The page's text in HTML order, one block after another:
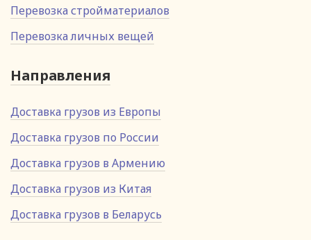
Перевозка стройматериалов
Перевозка личных вещей
Направления
Доставка грузов из Европы
Доставка грузов по России
Доставка грузов в Армению
Доставка грузов из Китая
Доставка грузов в Беларусь